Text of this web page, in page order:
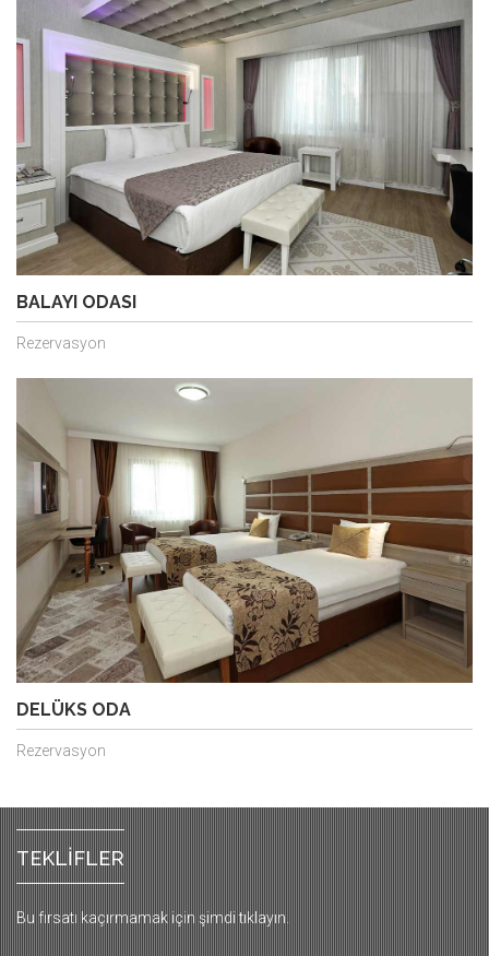
BALAYI ODASI
Rezervasyon
DELÜKS ODA
Rezervasyon
TEKLIFLER
Bu fırsatı kaçırmamak için şimdi tıklayın.